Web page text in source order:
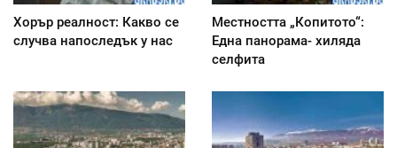
Хорър реалност: Какво се
случва напоследък у нас
Местността „Копитото“:
Една панорама- хиляда
селфита